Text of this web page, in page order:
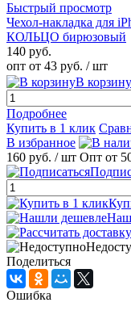
Быстрый просмотр
Чехол-накладка для
КОЛЬЦО бирюзовый
140 руб.
опт от 43 руб. / шт
В корзину
Подробнее
Купить в 1 клик
В избранное
160 руб. / шт Опт от
Поделиться
Ошибка